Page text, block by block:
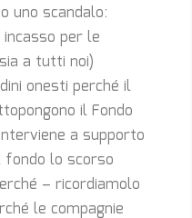
uno scandalo:
per le
a tutti noi)
onesti perché il
il Fondo
a supporto
fondo lo scorso
– ricordiamolo
le compagnie